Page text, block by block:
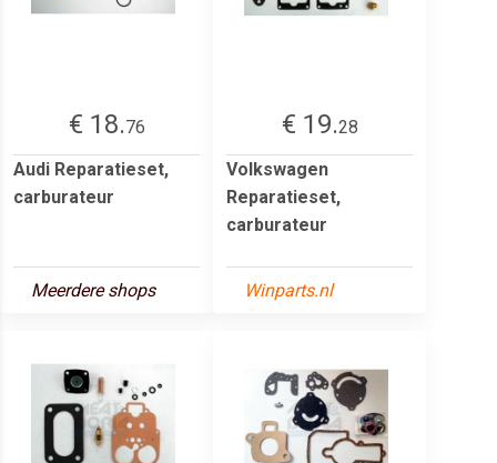
€ 18.76
Audi Reparatieset,
carburateur
Meerdere shops
€ 19.28
Volkswagen
Reparatieset,
carburateur
Winparts.nl